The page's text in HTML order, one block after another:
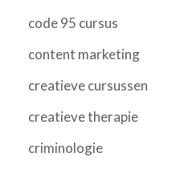
code 95 cursus
content marketing
creatieve cursussen
creatieve therapie
criminologie